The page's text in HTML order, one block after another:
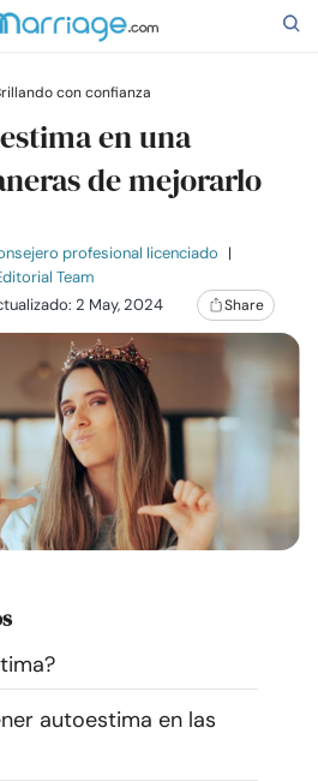
con confianza
en una
de mejorarlo
profesional licenciado |
Team
2 May, 2024 Share
autoestima en las